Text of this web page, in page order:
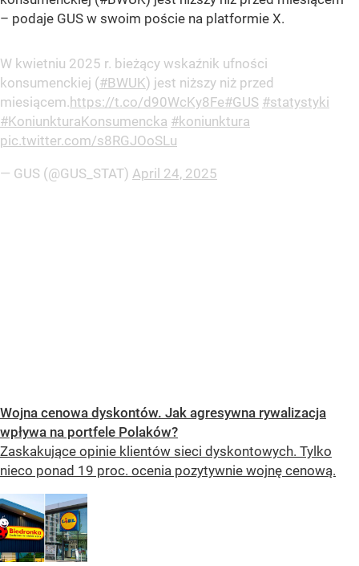
– podaje GUS w swoim poście na platformie X.
W kwietniu 2025 r. bieżący wskaźnik ufności
konsumenckiej (#BWUK) jest niższy niż przed
miesiącem.https://t.co/d90WcKy8Fe#GUS #statystyki
#KoniunkturaKonsumencka #koniunktura
pic.twitter.com/s8RGJOoSLu
— GUS (@GUS_STAT) April 24, 2025
Wojna cenowa dyskontów. Jak agresywna rywalizacja
wpływa na portfele Polaków?
Zaskakujące opinie klientów sieci dyskontowych. Tylko
nieco ponad 19 proc. ocenia pozytywnie wojnę cenową.